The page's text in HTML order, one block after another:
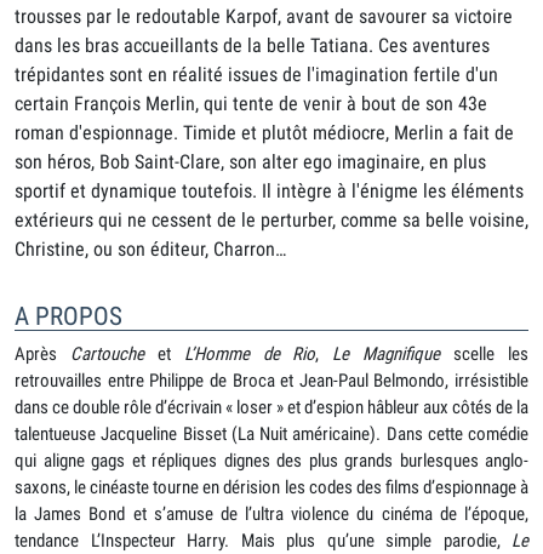
trousses par le redoutable Karpof, avant de savourer sa victoire
dans les bras accueillants de la belle Tatiana. Ces aventures
trépidantes sont en réalité issues de l'imagination fertile d'un
certain François Merlin, qui tente de venir à bout de son 43e
roman d'espionnage. Timide et plutôt médiocre, Merlin a fait de
son héros, Bob Saint-Clare, son alter ego imaginaire, en plus
sportif et dynamique toutefois. Il intègre à l'énigme les éléments
extérieurs qui ne cessent de le perturber, comme sa belle voisine,
Christine, ou son éditeur, Charron…
A PROPOS
Après Cartoucheet L’Homme de Rio, Le Magnifiquescelle les
retrouvailles entre Philippe de Broca et Jean-Paul Belmondo, irrésistible
dans ce double rôle d’écrivain « loser » et d’espion hâbleur aux côtés de la
talentueuse Jacqueline Bisset (La Nuit américaine). Dans cette comédie
qui aligne gags et répliques dignes des plus grands burlesques anglo-
saxons, le cinéaste tourne en dérision les codes des films d’espionnage à
la James Bond et s’amuse de l’ultra violence du cinéma de l’époque,
tendance L’Inspecteur Harry. Mais plus qu’une simple parodie, Le